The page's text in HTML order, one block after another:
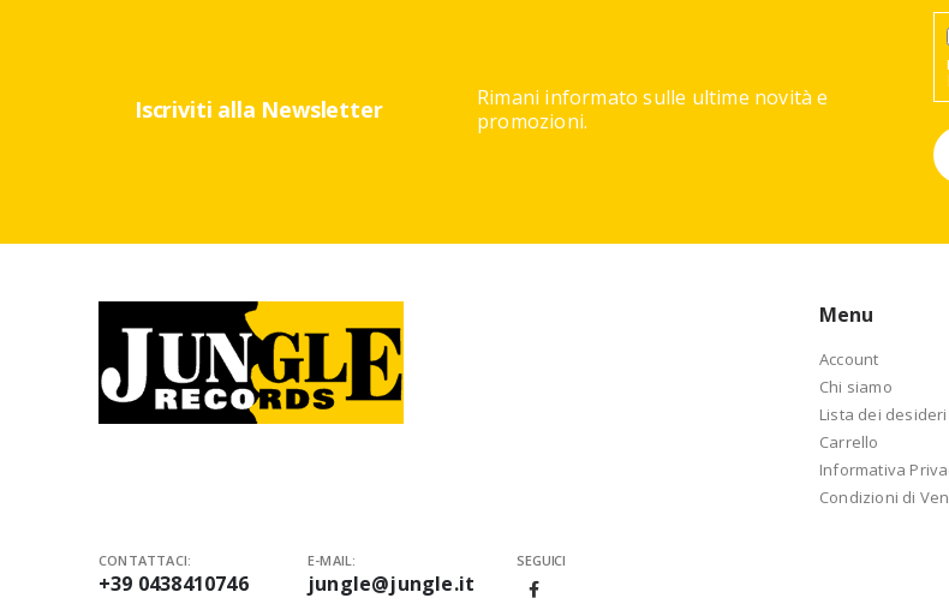
Iscriviti alla Newsletter
Rimani informato sulle ultime novità e
promozioni.
CONTATTACI:
+39 0438410746
E-MAIL:
jungle@jungle.it
SEGUICI
Menu
Account
Chi siamo
Lista dei desideri
Carrello
Informativa
Condizioni di